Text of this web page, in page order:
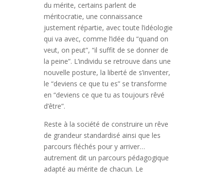
du mérite, certains parlent de
méritocratie, une connaissance
justement répartie, avec toute l’idéologie
qui va avec, comme l’idée du “quand on
veut, on peut”, “il suffit de se donner de
la peine”. L’individu se retrouve dans une
nouvelle posture, la liberté de s’inventer,
le “deviens ce que tu es” se transforme
en “deviens ce que tu as toujours rêvé
d’être”.
Reste à la société de construire un rêve
de grandeur standardisé ainsi que les
parcours fléchés pour y arriver…
autrement dit un parcours pédagogique
adapté au mérite de chacun. Le